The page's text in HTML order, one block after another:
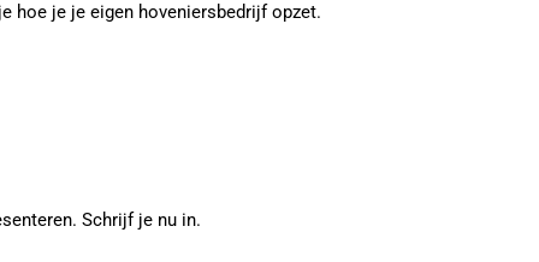
hoe je je eigen hoveniersbedrijf opzet.
Schrijf je nu in.